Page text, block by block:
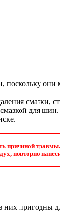
поскольку они
смазки,
для шин.
причиной
повторно
них пригодны